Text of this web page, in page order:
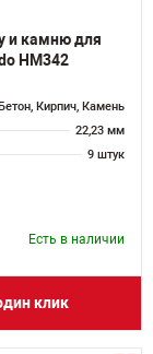
и камню для
HM342
Кирпич, Камень
22,23 мм
9 штук
Есть в наличии
клик